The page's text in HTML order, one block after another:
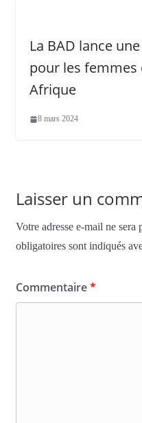
La BAD lance
pour les
Afrique
8 mars 2024
Laisser un
Votre adresse e-mail ne sera
obligatoires sont indiqués
Commentaire*